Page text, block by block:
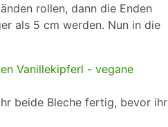
rollen, dann die Enden
als 5 cm werden. Nun in die
beide Bleche fertig, bevor ihr